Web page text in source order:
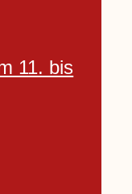
11. bis